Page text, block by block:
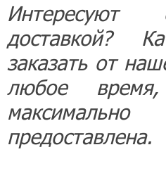
Интересуют
доставкой?
заказать от
любое
предоставлена.